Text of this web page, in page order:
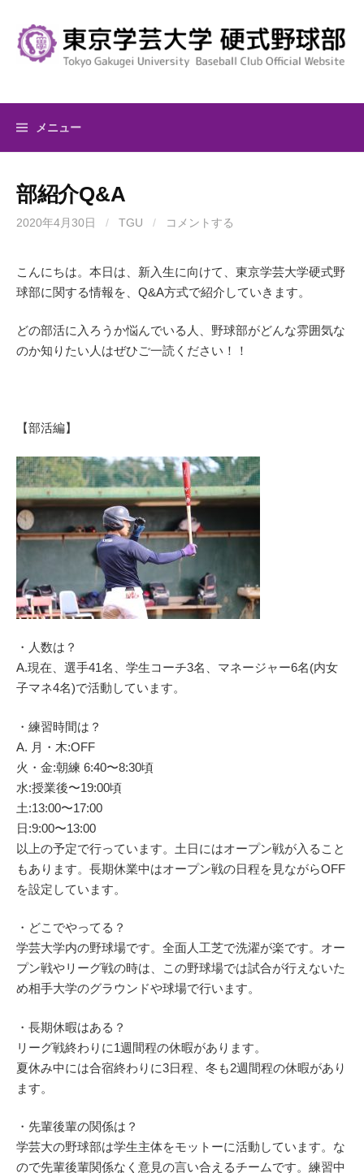
キ
メニュー
部紹介Q&A
2020年4月30日 / TGU / コメントする
こんにちは。本日は、新入生に向けて、東京学芸大学硬式野
球部に関する情報を、Q&A方式で紹介していきます。
どの部活に入ろうか悩んでいる人、野球部がどんな雰囲気な
のか知りたい人はぜひご一読ください！！
【部活編】
・人数は？
A.現在、選手41名、学生コーチ3名、マネージャー6名(内女
子マネ4名)で活動しています。
・練習時間は？
A. 月・木:OFF
火・金:朝練 6:40〜8:30頃
水:授業後〜19:00頃
土:13:00〜17:00
日:9:00〜13:00
以上の予定で行っています。土日にはオープン戦が入ること
もあります。長期休業中はオープン戦の日程を見ながらOFF
を設定しています。
・どこでやってる？
学芸大学内の野球場です。全面人工芝で洗濯が楽です。オー
プン戦やリーグ戦の時は、この野球場では試合が行えないた
め相手大学のグラウンドや球場で行います。
・長期休暇はある？
リーグ戦終わりに1週間程の休暇があります。
夏休み中には合宿終わりに3日程、冬も2週間程の休暇があり
ます。
・先輩後輩の関係は？
学芸大の野球部は学生主体をモットーに活動しています。な
ので先輩後輩関係なく意見の言い合えるチームです。練習中